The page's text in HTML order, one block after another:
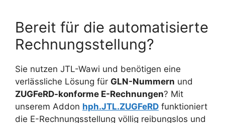
Bereit für die automatisierte
Rechnungsstellung?
Sie nutzen JTL-Wawi und benötigen eine
verlässliche Lösung für GLN-Nummern und
ZUGFeRD-konforme E-Rechnungen? Mit
unserem Addon hph.JTL.ZUGFeRD funktioniert
die E-Rechnungsstellung völlig reibungslos und